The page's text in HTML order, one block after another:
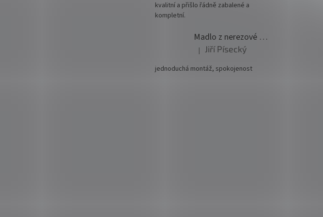
kvalitní a přišlo řádně zabalené a
kompletní.
Madlo z nerezové oceli pr. 42,4mm komplet - model 0116 - 3000mm
Hodnocení produktu je 5 z 5 hvězdiček.
| Jiří Písecký
jednoduchá montáž, spokojenost